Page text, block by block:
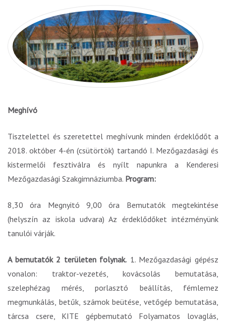
Meghívó
Tisztelettel és szeretettel meghívunk minden érdeklődőt a
2018. október 4-én (csütörtök) tartandó I. Mezőgazdasági és
kistermelői fesztiválra és nyílt napunkra a Kenderesi
Mezőgazdasági Szakgimnáziumba. Program:
8,30 óra Megnyitó 9,00 óra Bemutatók megtekintése
(helyszín az iskola udvara) Az érdeklődőket intézményünk
tanulói várják.
A bemutatók 2 területen folynak. 1. Mezőgazdasági gépész
vonalon: traktor-vezetés, kovácsolás bemutatása,
szelephézag mérés, porlasztó beállítás, fémlemez
megmunkálás, betűk, számok beütése, vetőgép bemutatása,
tárcsa csere, KITE gépbemutató Folyamatos lovaglás,